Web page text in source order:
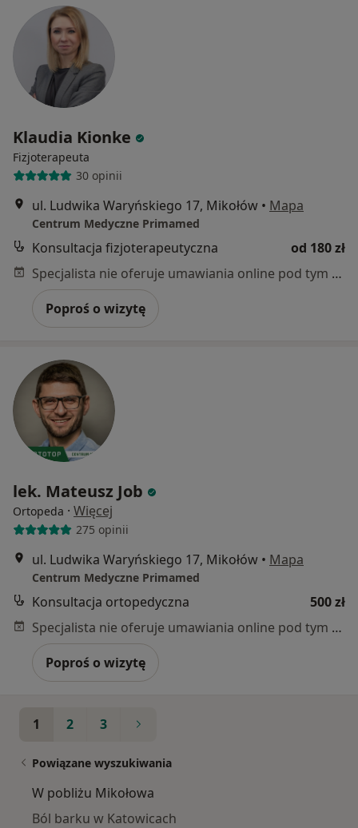
Klaudia Kionke
Fizjoterapeuta
30 opinii
ul. Ludwika Waryńskiego 17, Mikołów • Mapa
Centrum Medyczne Primamed
Konsultacja fizjoterapeutyczna
od 180 zł
Specjalista nie oferuje umawiania online pod tym adresem.
Poproś o wizytę
lek. Mateusz Job
Ortopeda · Więcej
275 opinii
ul. Ludwika Waryńskiego 17, Mikołów • Mapa
Centrum Medyczne Primamed
Konsultacja ortopedyczna
500 zł
Specjalista nie oferuje umawiania online pod tym adresem.
Poproś o wizytę
1 2 3
Powiązane wyszukiwania
W pobliżu Mikołowa
Ból barku w Katowicach